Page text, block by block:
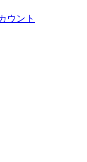
ウント